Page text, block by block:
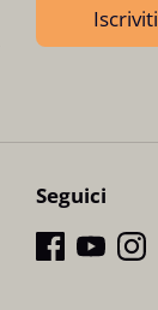
Iscriviti
Seguici